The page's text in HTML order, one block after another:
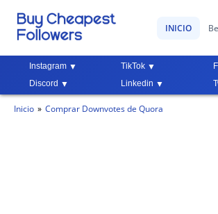
INICIO
Instagram TikTok
Discord
Linkedin
Inicio Comprar Downvotes de Quora